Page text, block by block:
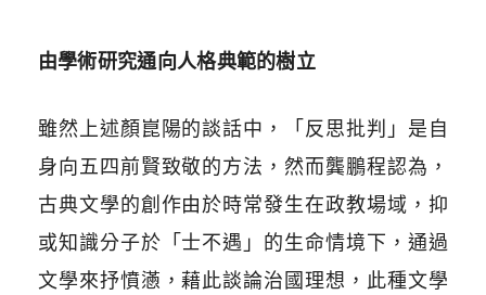
由學術研究通向人格典範的樹立
雖然上述顏崑陽的談話中，「反思批判」是自
身向五四前賢致敬的方法，然而龔鵬程認為，
古典文學的創作由於時常發生在政教場域，抑
或知識分子於「士不遇」的生命情境下，通過
文學來抒憤懣，藉此談論治國理想，此種文學